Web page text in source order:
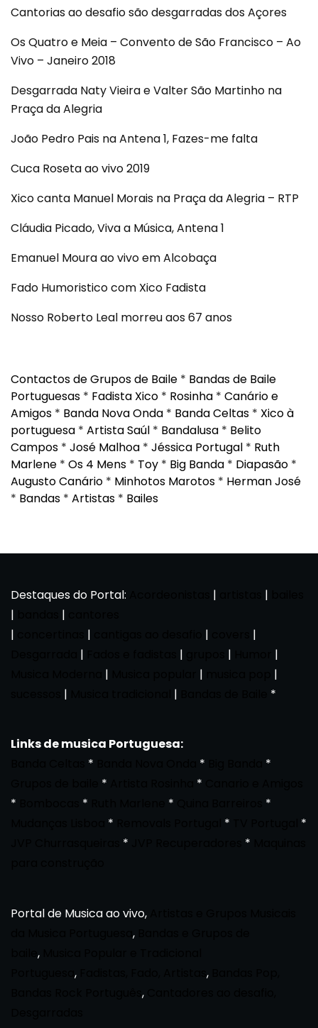
Cantorias ao desafio são desgarradas dos Açores
Os Quatro e Meia – Convento de São Francisco – Ao
Vivo – Janeiro 2018
Desgarrada Naty Vieira e Valter São Martinho na
Praça da Alegria
João Pedro Pais na Antena 1, Fazes-me falta
Cuca Roseta ao vivo 2019
Xico canta Manuel Morais na Praça da Alegria – RTP
Cláudia Picado, Viva a Música, Antena 1
Emanuel Moura ao vivo em Alcobaça
Fado Humoristico com Xico Fadista
Nosso Roberto Leal morreu aos 67 anos
Contactos de Grupos de Baile * Bandas de Baile
Portuguesas * Fadista Xico * Rosinha * Canário e
Amigos * Banda Nova Onda * Banda Celtas * Xico à
portuguesa * Artista Saúl * Bandalusa * Belito
Campos * José Malhoa * Jéssica Portugal * Ruth
Marlene * Os 4 Mens * Toy * Big Banda * Diapasão *
Augusto Canário * Minhotos Marotos * Herman José
* Bandas * Artistas * Bailes
Destaques do Portal: | |
|
|
|
| |
|
| | |
|
| |
|
| | *
Links de musica Portuguesa:
* *
*
* *
*
* *
*
* *
*
* *
Portal de Musica ao vivo,
,
,
, ,
,